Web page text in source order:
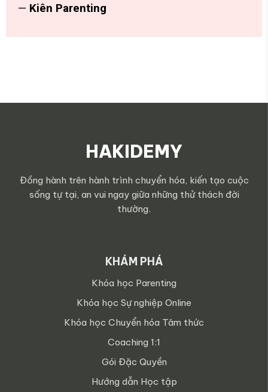
— Kiên Parenting
HAKIDEMY
Đồng hành trên hành trình chuyển hóa, kiến tạo cuộc
sống tự tại, an vui ngay giữa những thử thách đời
thường.
KHÁM PHÁ
Khóa học Parenting
Khóa học Sự nghiệp Online
Khóa học Chuyển hóa Tâm thức
Coaching 1:1
Gói Đặc Quyền
Hướng dẫn Học tập